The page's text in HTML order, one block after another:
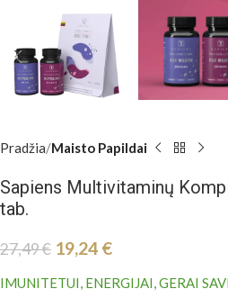
Pradžia Maisto Papildai
Sapiens Multivitaminų
tab.
27,49€ 19,24 €
IMUNITETUI, ENERGIJAI, GERAI